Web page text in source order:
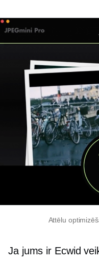
Attēlu
Ja jums ir Ecwid